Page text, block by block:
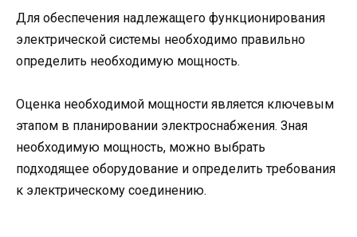
Для обеспечения надлежащего функционирования
электрической системы необходимо правильно
определить необходимую мощность.
Оценка необходимой мощности является ключевым
этапом в планировании электроснабжения. Зная
необходимую мощность, можно выбрать
подходящее оборудование и определить требования
к электрическому соединению.